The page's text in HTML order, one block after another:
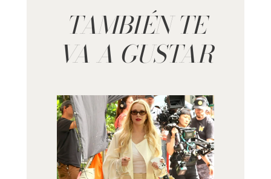
TAMBIÉN TE
VA A GUSTAR